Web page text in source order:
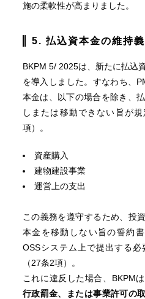
施の柔軟性が高まりました。
5. 払込資本金の維持
BKPM 5/ 2025は、新たに払込
を導入しました。すなわち、
本金は、以下の場合を除き、
しまたは移動できない旨が
項）。
資産購入
建物建設事業
運営上の支出
この義務を遵守するため、投
本金を移動しない旨の誓約
OSSシステム上で提出する
（27条2項）。
これに違反した場合、BKPMは
行政罰金、または事業許可の